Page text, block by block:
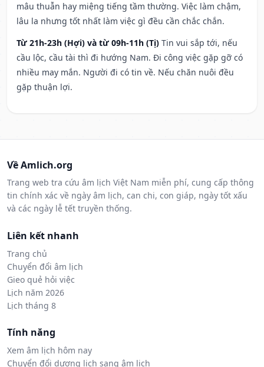
mâu thuẫn hay miệng tiếng tầm thường. Việc làm chậm,
lâu la nhưng tốt nhất làm việc gì đều cần chắc chắn.
Từ 21h-23h (Hợi) và từ 09h-11h (Tị) Tin vui sắp tới, nếu
cầu lộc, cầu tài thì đi hướng Nam. Đi công việc gặp gỡ có
nhiều may mắn. Người đi có tin về. Nếu chăn nuôi đều
gặp thuận lợi.
Về Amlich.org
Trang web tra cứu âm lịch Việt Nam miễn phí, cung cấp thông
tin chính xác về ngày âm lịch, can chi, con giáp, ngày tốt xấu
và các ngày lễ tết truyền thống.
Liên kết nhanh
Trang chủ
Chuyển đổi âm lịch
Gieo quẻ hỏi việc
Lịch năm 2026
Lịch tháng 8
Tính năng
Xem âm lịch hôm nay
Chuyển đổi dương lịch sang âm lịch